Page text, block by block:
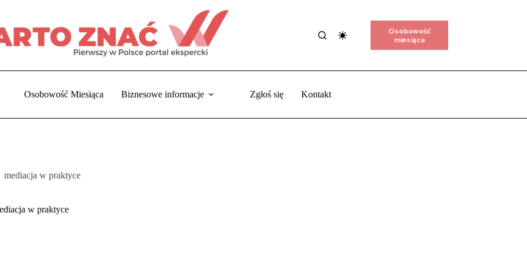
Osobowość
miesiąca
Osobowość Miesiąca Biznesowe informacje Zgłoś się Kontakt
mediacja w praktyce
w praktyce